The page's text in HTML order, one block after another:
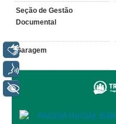
Comissão de
Comitê de Gestão
Comissão de
Comitê de
Comitê de
Seção de Gestão
Documental
Garagem
Libras
Voz
+ Acessibilidade